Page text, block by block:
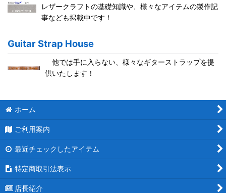
レザークラフトの基礎知識や、様々なアイテムの製作記
事なども掲載中です！
Guitar Strap House
他では手に入らない、様々なギターストラップを提
供いたします！
ホーム
ご利用案内
最近チェックしたアイテム
特定商取引法表示
店長紹介